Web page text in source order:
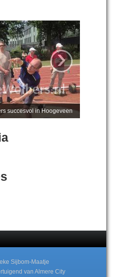
succesvol in Hoogeveen
›
Sijbom-Maatje
van Almere City